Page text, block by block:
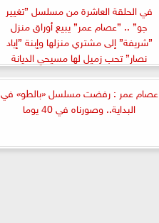
في الحلقة العاشرة من مسلسل ”تغيير
جو” .. ”عصام عمر” يبيع أوراق منزل
”شريفة” إلى مشتري منزلها وإبنة ”إياد
نصار” تحب زميل لها مسيحي الديانة
عصام عمر : رفضت مسلسل «بالطو» في
البداية.. وصورناه في 40 يوما